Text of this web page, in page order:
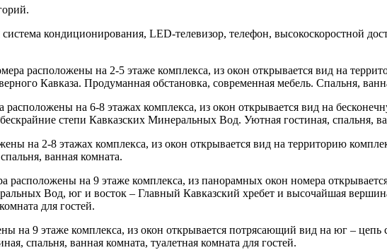
кондиционирования, LED-телевизор, телефон, высокоскоростной
расположены на 2-5 этаже комплекса, из окон открывается вид на
Кавказа. Продуманная обстановка, современная мебель. Спальня,
расположены на 6-8 этажах комплекса, из окон открывается вид на
степи Кавказских Минеральных Вод. Уютная гостиная, спальня,
на 2-8 этажах комплекса, из окон открывается вид на территорию
ванная комната.
расположены на 9 этаже комплекса, из панорамных окон номера
Вод, юг и восток – Главный Кавказский хребет и высочайшая
для гостей.
на 9 этаже комплекса, из окон открывается потрясающий вид на юг –
спальня, ванная комната, туалетная комната для гостей.